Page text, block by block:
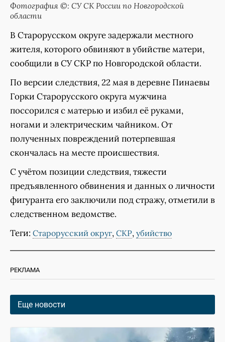
Фотография ©: СУ СК России по Новгородской
области
В Старорусском округе задержали местного
жителя, которого обвиняют в убийстве матери,
сообщили в СУ СКР по Новгородской области.
По версии следствия, 22 мая в деревне Пинаевы
Горки Старорусского округа мужчина
поссорился с матерью и избил её руками,
ногами и электрическим чайником. От
полученных повреждений потерпевшая
скончалась на месте происшествия.
С учётом позиции следствия, тяжести
предъявленного обвинения и данных о личности
фигуранта его заключили под стражу, отметили в
следственном ведомстве.
Теги: Старорусский округ, СКР, убийство
РЕКЛАМА
Еще новости